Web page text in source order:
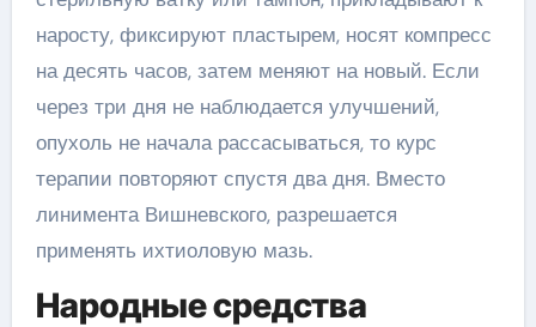
наросту, фиксируют пластырем, носят компресс
на десять часов, затем меняют на новый. Если
через три дня не наблюдается улучшений,
опухоль не начала рассасываться, то курс
терапии повторяют спустя два дня. Вместо
линимента Вишневского, разрешается
применять ихтиоловую мазь.
Народные средства